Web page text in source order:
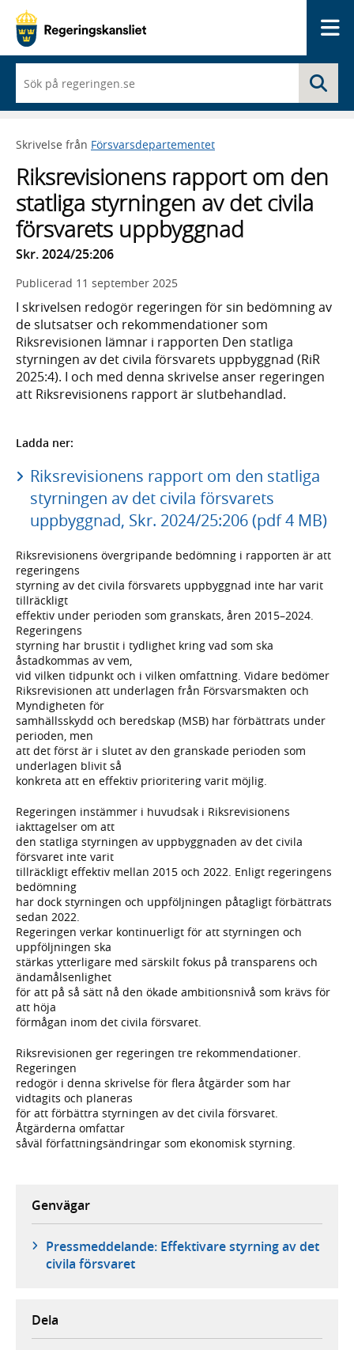
du
börjar
skriva
framträder
lista
med
sökförslag
Skrivelse från Försvarsdepartementet
Riksrevisionens rapport om den
statliga styrningen av det civila
försvarets uppbyggnad
Skr. 2024/25:206
Publicerad 11 september 2025
I skrivelsen redogör regeringen för sin bedömning av
de slutsatser och rekommendationer som
Riksrevisionen lämnar i rapporten Den statliga
styrningen av det civila försvarets uppbyggnad (RiR
2025:4). I och med denna skrivelse anser regeringen
att Riksrevisionens rapport är slutbehandlad.
Ladda ner:
Riksrevisionens rapport om den statliga
styrningen av det civila försvarets
uppbyggnad, Skr. 2024/25:206 (pdf 4 MB)
Riksrevisionens övergripande bedömning i rapporten är att
regeringens
styrning av det civila försvarets uppbyggnad inte har varit
tillräckligt
effektiv under perioden som granskats, åren 2015–2024.
Regeringens
styrning har brustit i tydlighet kring vad som ska
åstadkommas av vem,
vid vilken tidpunkt och i vilken omfattning. Vidare bedömer
Riksrevisionen att underlagen från Försvarsmakten och
Myndigheten för
samhällsskydd och beredskap (MSB) har förbättrats under
perioden, men
att det först är i slutet av den granskade perioden som
underlagen blivit så
konkreta att en effektiv prioritering varit möjlig.
Regeringen instämmer i huvudsak i Riksrevisionens
iakttagelser om att
den statliga styrningen av uppbyggnaden av det civila
försvaret inte varit
tillräckligt effektiv mellan 2015 och 2022. Enligt regeringens
bedömning
har dock styrningen och uppföljningen påtagligt förbättrats
sedan 2022.
Regeringen verkar kontinuerligt för att styrningen och
uppföljningen ska
stärkas ytterligare med särskilt fokus på transparens och
ändamålsenlighet
för att på så sätt nå den ökade ambitionsnivå som krävs för
att höja
förmågan inom det civila försvaret.
Riksrevisionen ger regeringen tre rekommendationer.
Regeringen
redogör i denna skrivelse för flera åtgärder som har
vidtagits och planeras
för att förbättra styrningen av det civila försvaret.
Åtgärderna omfattar
såväl författningsändringar som ekonomisk styrning.
Genvägar
Pressmeddelande: Effektivare styrning av det
civila försvaret
Dela